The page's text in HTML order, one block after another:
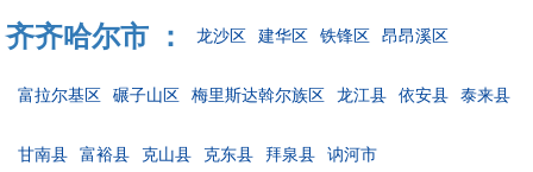
齐齐哈尔市 ： 龙沙区 建华区 铁锋区 昂昂溪区
富拉尔基区 碾子山区 梅里斯达斡尔族区 龙江县 依安县 泰来县
甘南县 富裕县 克山县 克东县 拜泉县 讷河市